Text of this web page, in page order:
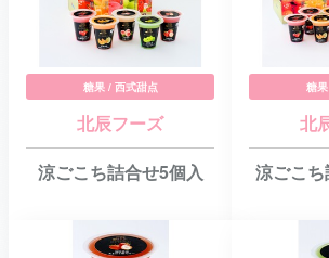
糖果 / 西式甜点
北辰フーズ
涼ごこち詰合せ5個入
糖
北
涼ごこ